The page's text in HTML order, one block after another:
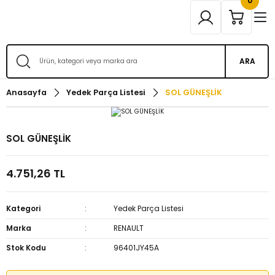
ARA
Anasayfa Yedek Parça Listesi SOL GÜNEŞLİK
SOL GÜNEŞLİK
4.751,26 TL
Kategori
Yedek Parça Listesi
Marka
RENAULT
Stok Kodu
96401JY45A